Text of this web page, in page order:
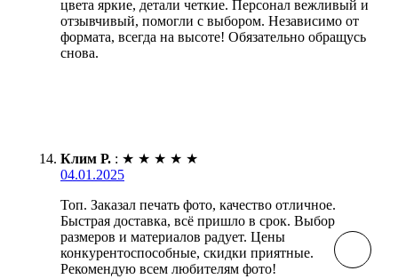
цвета яркие, детали четкие. Персонал вежливый и
отзывчивый, помогли с выбором. Независимо от
формата, всегда на высоте! Обязательно обращусь
снова.
Клим Р. : ★ ★ ★ ★ ★
04.01.2025
Топ. Заказал печать фото, качество отличное.
Быстрая доставка, всё пришло в срок. Выбор
размеров и материалов радует. Цены
конкурентоспособные, скидки приятные.
Рекомендую всем любителям фото!